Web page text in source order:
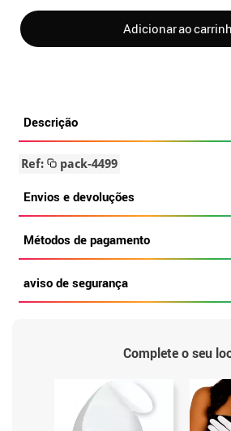
Adicionar ao
Descrição
Ref: pack-4499
Envios e devoluções
Métodos de pagamento
aviso de segurança
Complete o seu